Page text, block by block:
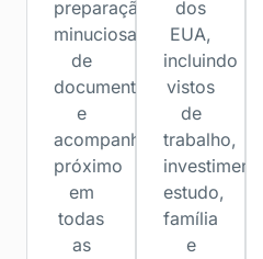
preparação
minuciosa
de
documentos
e
acompanhamento
próximo
em
todas
as
dos
EUA,
incluindo
vistos
de
trabalho,
investimento,
estudo,
família
e